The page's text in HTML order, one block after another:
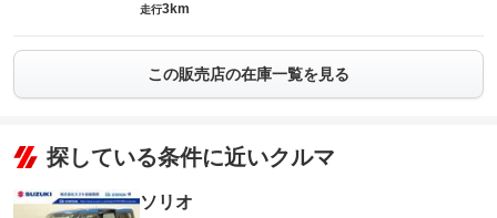
走行3km
この販売店の在庫一覧を見る
探している条件に近いクルマ
ソリオ